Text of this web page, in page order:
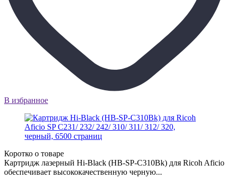
В избранное
Коротко о товаре
Картридж лазерный Hi-Black (HB-SP-C310Bk) для Ricoh Aficio
обеспечивает высококачественную черную...